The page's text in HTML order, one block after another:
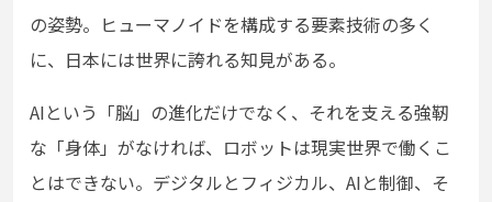
の姿勢。ヒューマノイドを構成する要素技術の多く
に、日本には世界に誇れる知見がある。
AIという「脳」の進化だけでなく、それを支える強靭
な「身体」がなければ、ロボットは現実世界で働くこ
とはできない。デジタルとフィジカル、AIと制御、そ